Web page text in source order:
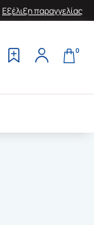
Εξέλιξη παραγγελίας
0